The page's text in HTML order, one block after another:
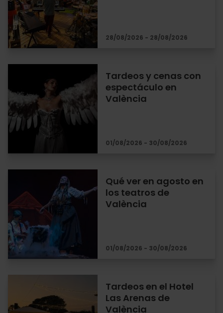
28/08/2026 - 28/08/2026
Tardeos y cenas con
espectáculo en
València
01/08/2026 - 30/08/2026
Qué ver en agosto en
los teatros de
València
01/08/2026 - 30/08/2026
Tardeos en el Hotel
Las Arenas de
València